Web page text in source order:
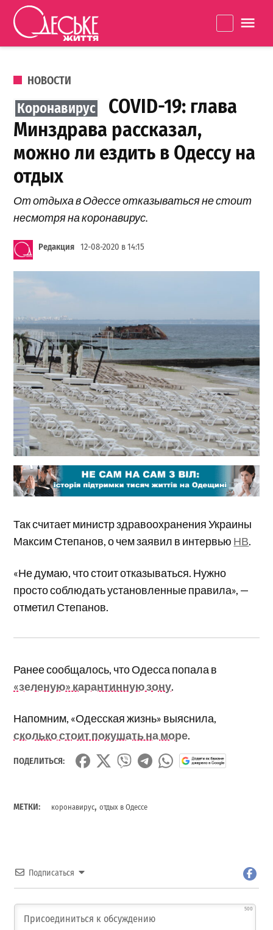
Перейти к содержанию
життя
ОПУБЛИКОВАНО В
НОВОСТИ
COVID-19: глава
Минздрава рассказал,
можно ли ездить в Одессу на
отдых
От отдыха в Одессе отказываться не стоит
несмотря на коронавирус.
Редакция 12-08-2020 в 14:15
Так считает министр здравоохранения Украины
Максим Степанов, о чем заявил в интервью НВ.
«Не думаю, что стоит отказываться. Нужно
просто соблюдать установленные правила», —
отметил Степанов.
Ранее сообщалось, что Одесса попала в
«зеленую» карантинную зону.
Напомним, «Одесская жизнь» выяснила,
сколько стоит покушать на море.
ПОДЕЛИТЬСЯ:
МЕТКИ: коронавирус,отдых в Одессе
Подписаться
500